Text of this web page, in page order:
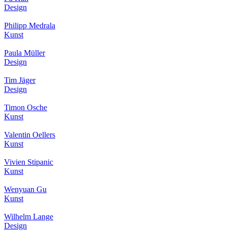
Design
Philipp Medrala
Kunst
Paula Müller
Design
Tim Jäger
Design
Timon Osche
Kunst
Valentin Oellers
Kunst
Vivien Stipanic
Kunst
Wenyuan Gu
Kunst
Wilhelm Lange
Design